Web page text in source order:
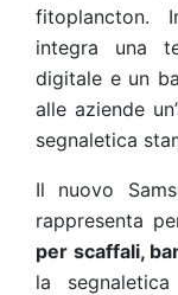
fitoplancton.
integra una
digitale e un
alle aziende
segnaletica
Il nuovo
rappresenta
per scaffali,
la